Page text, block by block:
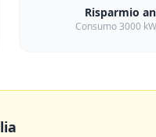
Risparmio
Consumo 3000